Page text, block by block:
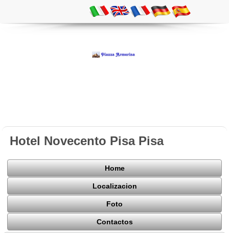
Hotel Novecento Pisa Pisa
Home
Localizacion
Foto
Contactos